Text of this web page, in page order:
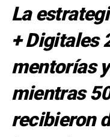
La
+ Digitales
mentorías
mientras
recibieron